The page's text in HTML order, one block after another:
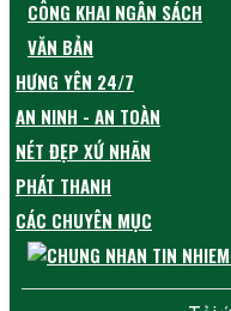
CÔNG KHAI NGÂN SÁCH
VĂN BẢN
HƯNG YÊN 24/7
AN NINH - AN TOÀN
NÉT ĐẸP XỨ NHÃN
PHÁT THANH
CÁC CHUYÊN MỤC